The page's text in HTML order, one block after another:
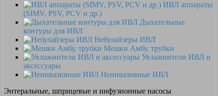
ИВЛ аппараты
(SIMV, PSV, PCV и др.)
Дыхательные
контуры для ИВЛ
Небулайзеры ИВЛ
Мешки Амбу, трубки
Увлажнители ИВЛ и
аксессуары
Неинвазивные ИВЛ
Энтеральные, шприцевые и инфузионные насосы